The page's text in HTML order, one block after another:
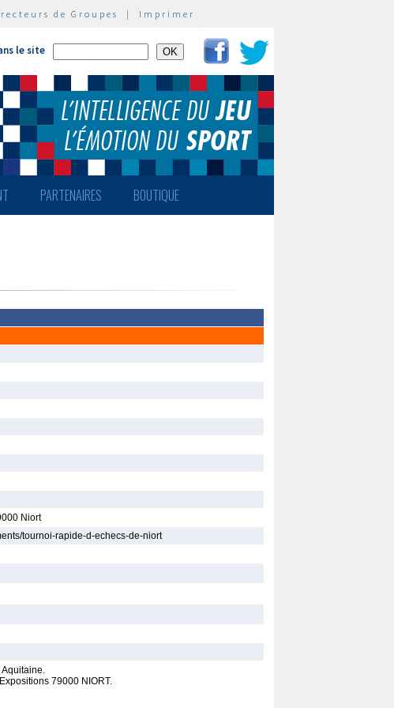
de Groupes | Imprimer
le site
PARTENAIRES BOUTIQUE
Niort
tournoi-rapide-d-echecs-de-niort
79000 NIORT.